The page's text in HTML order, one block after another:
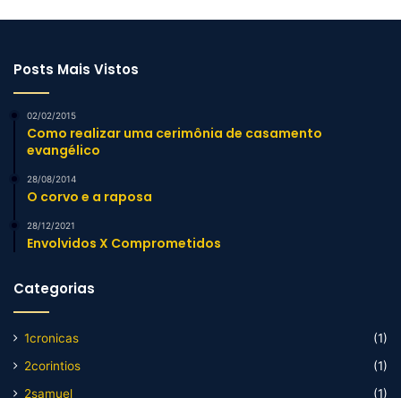
Posts Mais Vistos
02/02/2015
Como realizar uma cerimônia de casamento
evangélico
28/08/2014
O corvo e a raposa
28/12/2021
Envolvidos X Comprometidos
Categorias
1cronicas
(1)
2corintios
(1)
2samuel
(1)